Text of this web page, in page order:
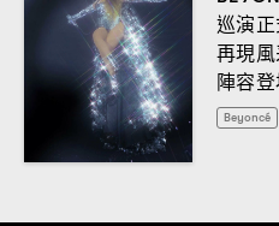
巡演
再現
陣容
Beyoncé